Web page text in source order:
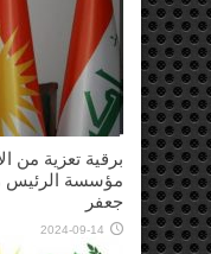
برقية تعزية من
مؤسسة الرئيس
جعفر
2024-09-14